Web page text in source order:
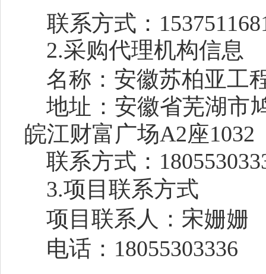
联系方式：
2.采购代理机构信息
名称 ： 安徽苏柏亚工
地址： 安徽省芜湖市
皖江财富广场A2座1032
联系方式：
3.项目联系方式
项目联系人： 宋姗姗
电话： 18055303336